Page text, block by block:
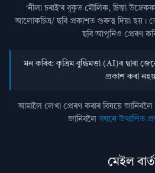
‘নীলা চৰাই’ৰ বুকুত মৌলিক, চিন্তা
আলোকচিত্ৰ/ ছবি প্রকাশত গুৰুত্ব দিয়া হয়।
ছবি আপুনিও প্রেৰণ
মন কৰিব: কৃত্ৰিম বুদ্ধিমত্তা (AI)ৰ দ্বাৰা
প্ৰকাশ কৰা
আমালৈ লেখা প্ৰেৰণ কৰাৰ বিষয়ে জানিবলৈ
জানিবলৈসঘনে উত্থাপিত
মেইল